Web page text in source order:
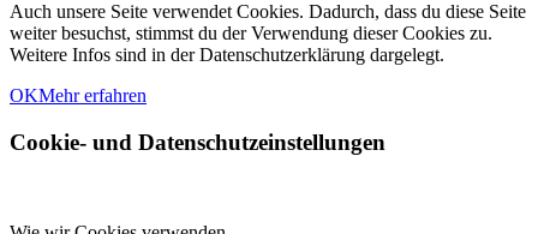
Auch unsere Seite verwendet Cookies. Dadurch, dass du diese Seite
weiter besuchst, stimmst du der Verwendung dieser Cookies zu.
Weitere Infos sind in der Datenschutzerklärung dargelegt.
OKMehr erfahren
Cookie- und Datenschutzeinstellungen